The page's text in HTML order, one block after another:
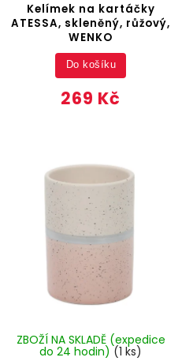
Kelímek na kartáčky
ATESSA, skleněný, růžový,
WENKO
269 Kč
Do košíku
ZBOŽÍ NA SKLADĚ (expedice
do 24 hodin)(1 ks)